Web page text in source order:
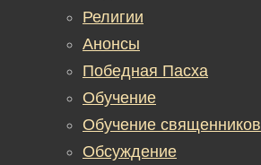
Религии
Анонсы
Победная Пасха
Обучение
Обучение священников
Обсуждение